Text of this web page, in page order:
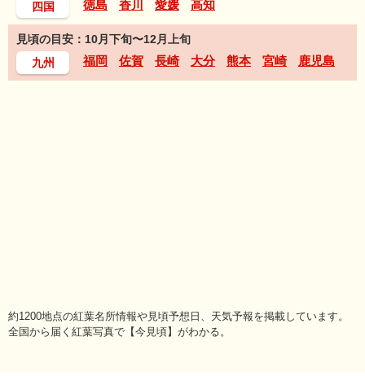
四国
徳島 香川 愛媛 高知
見頃の目安：10月下旬〜12月上旬
九州
福岡 佐賀 長崎 大分 熊本 宮崎 鹿児島
約1200地点の紅葉名所情報や見頃予想日、天気予報を掲載しています。
全国から届く紅葉写真で【今見頃】がわかる。